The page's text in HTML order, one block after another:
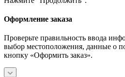
Оформление заказа
Проверьте правильность ввода
выбор местоположения, данные о
кнопку «Оформить заказ».